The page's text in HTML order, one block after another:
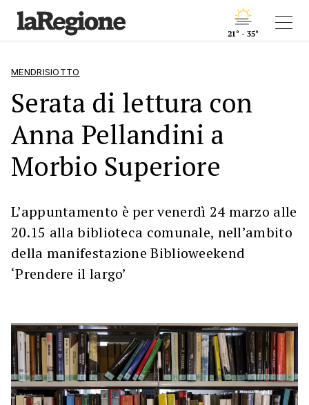
21° - 35°
MENDRISIOTTO
Serata di lettura con
Anna Pellandini a
Morbio Superiore
L’appuntamento è per venerdì 24 marzo alle
20.15 alla biblioteca comunale, nell’ambito
della manifestazione Biblioweekend
‘Prendere il largo’